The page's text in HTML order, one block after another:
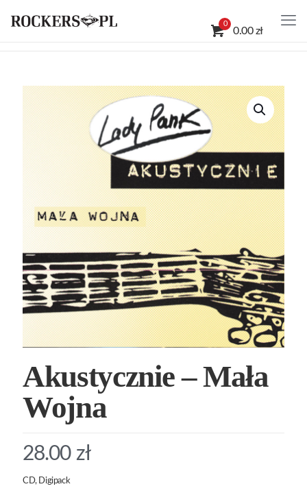
0
0.00 zł
Akustycznie – Mała
Wojna
28.00 zł
CD, Digipack